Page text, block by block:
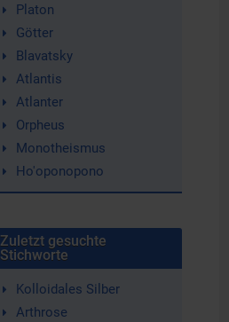
Platon
Götter
Blavatsky
Atlantis
Atlanter
Orpheus
Monotheismus
Ho'oponopono
Zuletzt gesuchte
Stichworte
Kolloidales Silber
Arthrose